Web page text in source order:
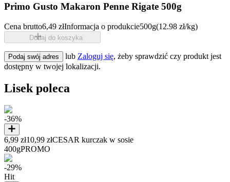
Primo Gusto Makaron Penne Rigate 500g
Cena brutto6,49 złInformacja o produkcie500g(12.98 zł/kg)
Dodaj do koszyka
Podaj swój adres lub Zaloguj się, żeby sprawdzić czy produkt jest
dostępny w twojej lokalizacji.
Lisek poleca
-36%
6,99 zł10,99 złCESAR kurczak w sosie
400gPROMO
-29%
Hit